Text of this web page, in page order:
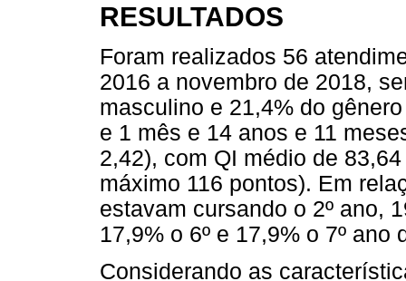
RESULTADOS
Foram realizados 56
2016 a novembro de 2018,
masculino e 21,4% do
e 1 mês e 14 anos e 11
2,42), com QI médio de
máximo 116 pontos). Em
estavam cursando o 2º ano,
17,9% o 6º e 17,9% o 7º
Considerando as